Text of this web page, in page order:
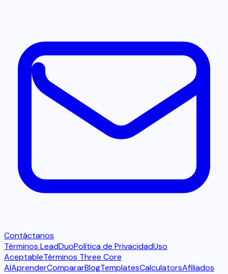
Contáctanos
Términos LeadDuoPolítica de PrivacidadUso
AceptableTérminos Three Core
AIAprenderCompararBlogTemplatesCalculatorsAfiliados